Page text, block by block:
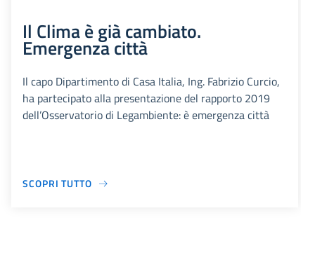
Il Clima è già cambiato.
Emergenza città
Il capo Dipartimento di Casa Italia, Ing. Fabrizio Curcio,
ha partecipato alla presentazione del rapporto 2019
dell’Osservatorio di Legambiente: è emergenza città
SCOPRI TUTTO